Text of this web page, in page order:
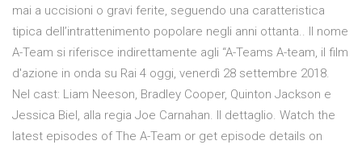
mai a uccisioni o gravi ferite, seguendo una caratteristica
tipica dell’intrattenimento popolare negli anni ottanta.. Il nome
A-Team si riferisce indirettamente agli “A-Teams A-team, il film
d'azione in onda su Rai 4 oggi, venerdì 28 settembre 2018.
Nel cast: Liam Neeson, Bradley Cooper, Quinton Jackson e
Jessica Biel, alla regia Joe Carnahan. Il dettaglio. Watch the
latest episodes of The A-Team or get episode details on